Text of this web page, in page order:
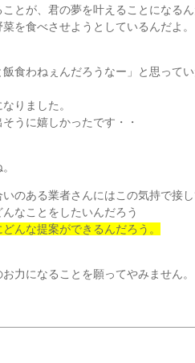
とが、君の夢を叶えることになるん
を食べさせようと しているんだよ。
食わねぇんだろう なー」と思ってい
りました。
うに嬉しかったです・・
のある業者さんにはこの気持で接
なことをしたいんだろう
んな提案ができる んだろう。
力になることを願ってやみません。